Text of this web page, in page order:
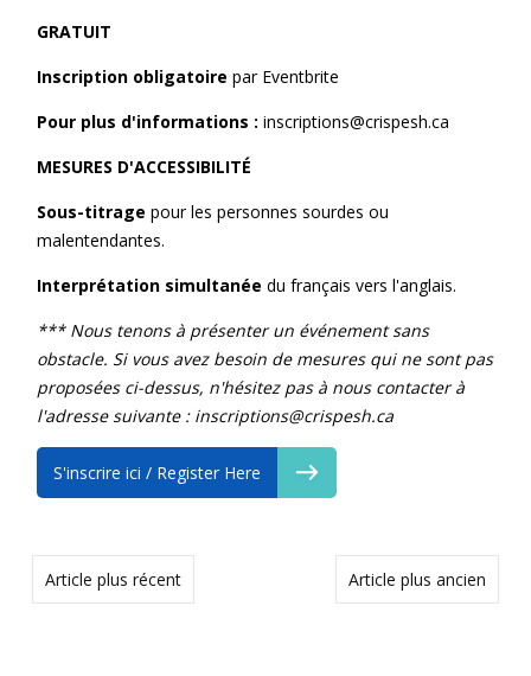
GRATUIT
Inscription obligatoire par Eventbrite
Pour plus d'informations : inscriptions@crispesh.ca
MESURES D'ACCESSIBILITÉ
Sous-titrage pour les personnes sourdes ou
malentendantes.
Interprétation simultanée du français vers l'anglais.
*** Nous tenons à présenter un événement sans
obstacle. Si vous avez besoin de mesures qui ne sont pas
proposées ci-dessus, n'hésitez pas à nous contacter à
l'adresse suivante : inscriptions@crispesh.ca
S'inscrire ici / Register Here
Article plus ancien
Article plus récent